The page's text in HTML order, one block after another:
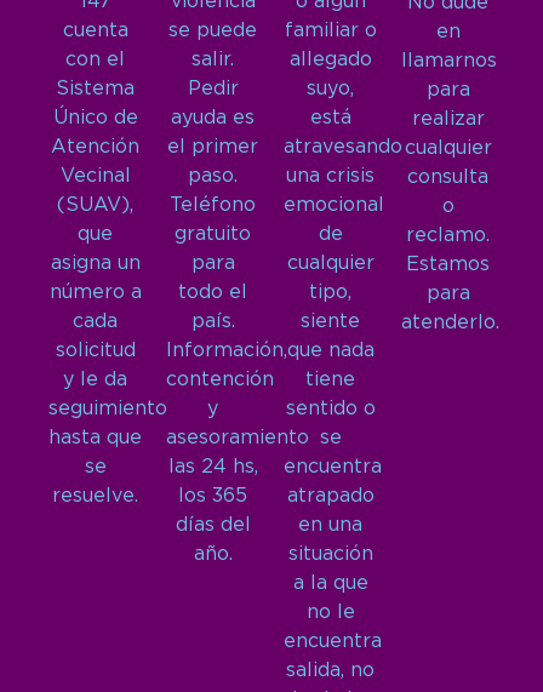
cuenta
con el
Sistema
Único de
Atención
Vecinal
(SUAV),
que
asigna un
número a
cada
solicitud
y le da
seguimiento
hasta que
se
resuelve.
se puede
salir.
Pedir
ayuda es
el primer
paso.
Teléfono
gratuito
para
todo el
país.
Información,
contención
y
asesoramiento
las 24 hs,
los 365
días del
año.
familiar o
allegado
suyo,
está
atravesando
una crisis
emocional
de
cualquier
tipo,
siente
que nada
tiene
sentido o
se
encuentra
atrapado
en una
situación
a la que
no le
encuentra
salida, no
en
llamarnos
para
realizar
cualquier
consulta
o
reclamo.
Estamos
para
atenderlo.